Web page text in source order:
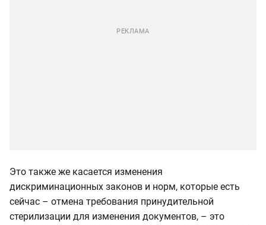
Это также же касается изменения
дискриминационных законов и норм, которые есть
сейчас – отмена требования принудительной
стерилизации для изменения документов, – это